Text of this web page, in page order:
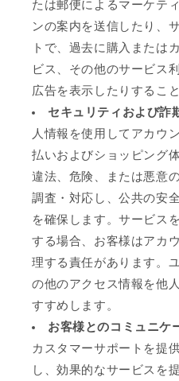
たは郵便によるマーケテ
ンの案内を送信したり、
トで、過去に購入または
ビス、その他のサービス
広告を表示したりするこ
セキュリティおよび詐
人情報を使用してアカウ
払いおよびショッピング
違法、危険、または悪意
調査・対応し、公共の安
を確保します。サービス
する場合、お客様はアカ
理する責任があります。
の他のアクセス情報を他
すすめします。
お客様とのコミュニケ
カスタマーサポートを提
し、効果的なサービスを